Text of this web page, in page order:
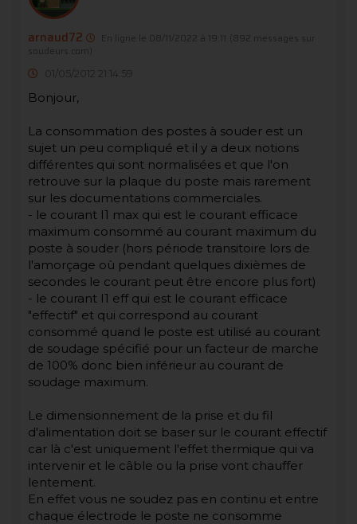
arnaud72 En ligne le 08/11/2022 à 19:11
(892 messages sur
soudeurs.com)
01/05/2012 21:14:59
Bonjour,
La consommation des postes à souder est un
sujet un peu compliqué et il y a deux notions
différentes qui sont normalisées et que l'on
retrouve sur la plaque du poste mais rarement
sur les documentations commerciales.
- le courant I1 max qui est le courant efficace
maximum consommé au courant maximum du
poste à souder (hors période transitoire lors de
l'amorçage où pendant quelques dixièmes de
secondes le courant peut être encore plus fort)
- le courant I1 eff qui est le courant efficace
"effectif" et qui correspond au courant
consommé quand le poste est utilisé au courant
de soudage spécifié pour un facteur de marche
de 100% donc bien inférieur au courant de
soudage maximum.
Le dimensionnement de la prise et du fil
d'alimentation doit se baser sur le courant effectif
car là c'est uniquement l'effet thermique qui va
intervenir et le câble ou la prise vont chauffer
lentement.
En effet vous ne soudez pas en continu et entre
chaque électrode le poste ne consomme